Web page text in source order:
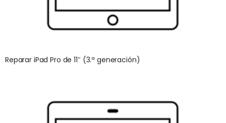
Reparar iPad Pro de 11″ (3.ª generación)